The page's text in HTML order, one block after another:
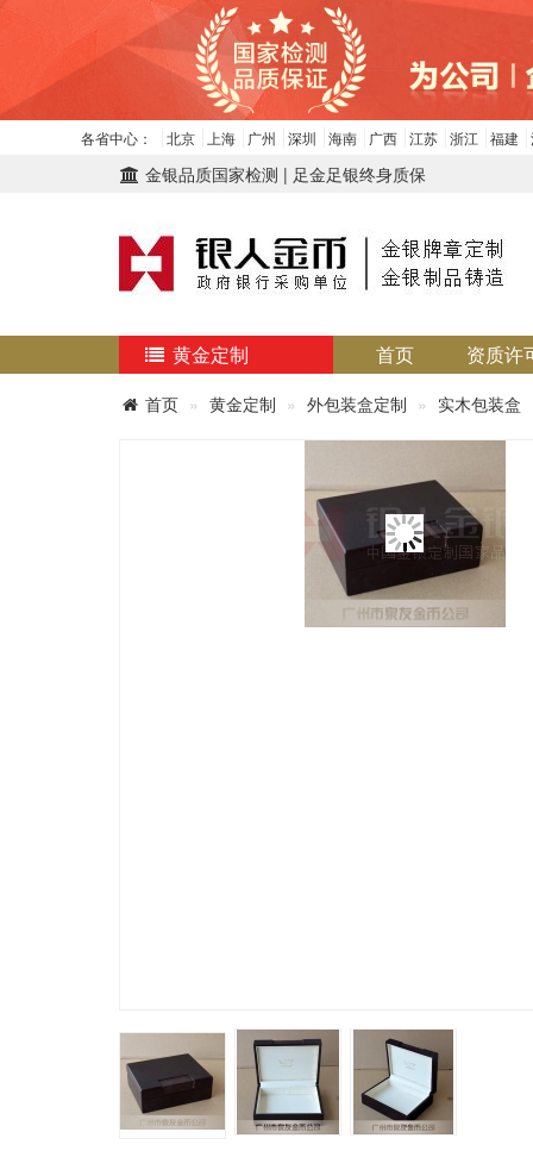
各省中心： 北京 上海 广州 深圳 海南 广西 江苏 浙江 福建
金银品质国家检测 | 足金足银终身质保
黄金定制 首页 资质许
首页 黄金定制 外包装盒定制 实木包装盒